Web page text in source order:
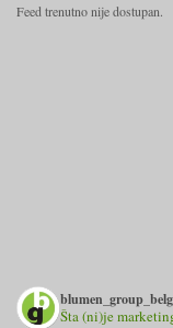
Feed trenutno nije dostupan.
Šta (ni)je